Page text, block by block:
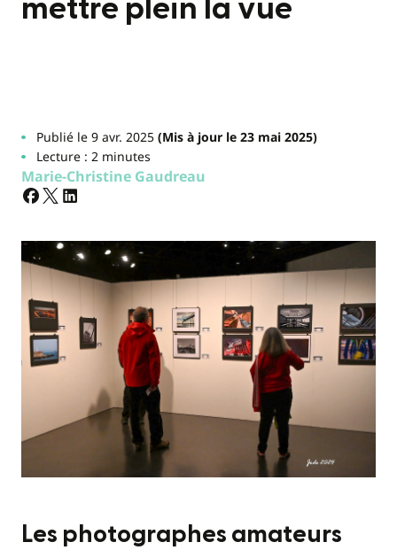
mettre plein la vue
Publié le 9 avr. 2025(Mis à jour le 23 mai 2025)
Lecture : 2 minutes
Marie-Christine Gaudreau
Les photographes amateurs